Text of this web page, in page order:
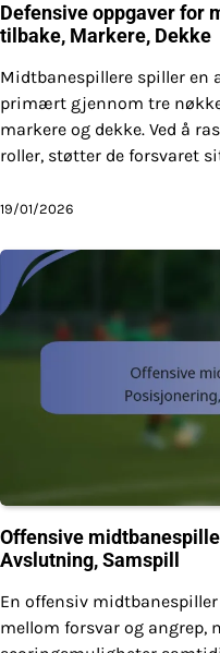
Defensive oppgaver for
tilbake, Markere, Dekke
Midtbanespillere spiller en
primært gjennom tre
markere og dekke. Ved å
roller, støtter de forsvaret
19/01/2026
Offensive
Avslutning, Samspill
En offensiv
mellom forsvar og angrep,